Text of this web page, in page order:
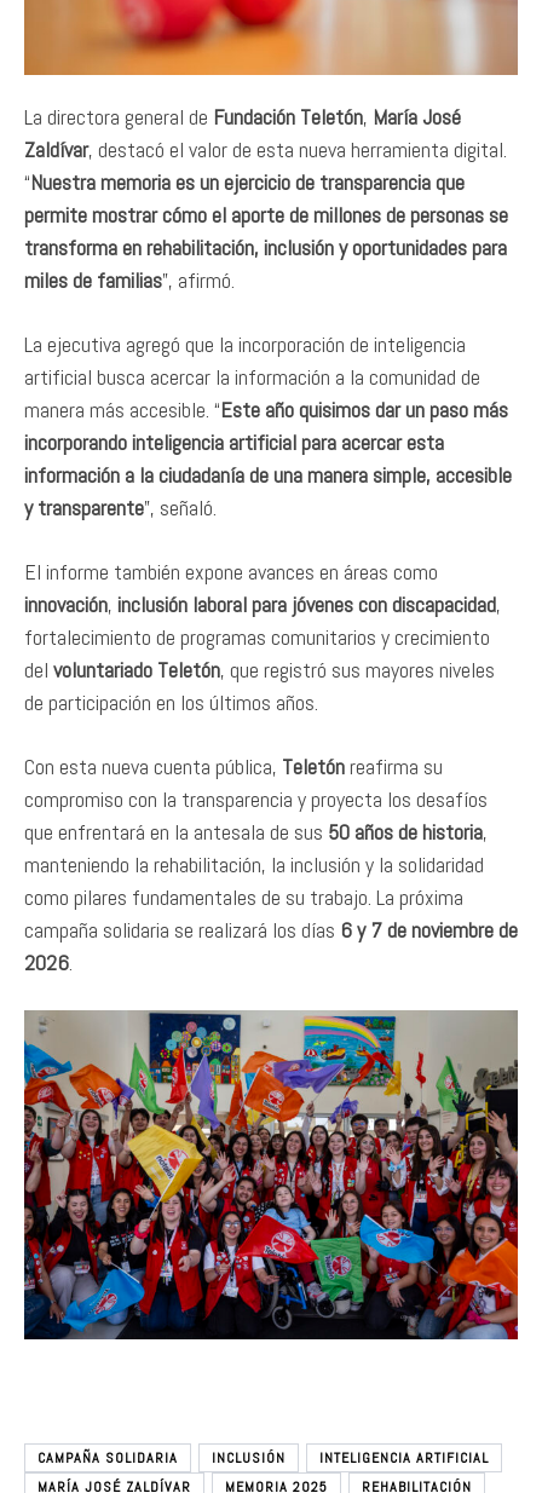
La directora general de Fundación Teletón, María José
Zaldívar, destacó el valor de esta nueva herramienta digital.
“Nuestra memoria es un ejercicio de transparencia que
permite mostrar cómo el aporte de millones de personas se
transforma en rehabilitación, inclusión y oportunidades para
miles de familias”, afirmó.
La ejecutiva agregó que la incorporación de inteligencia
artificial busca acercar la información a la comunidad de
manera más accesible. “Este año quisimos dar un paso más
incorporando inteligencia artificial para acercar esta
información a la ciudadanía de una manera simple, accesible
y transparente”, señaló.
El informe también expone avances en áreas como
innovación, inclusión laboral para jóvenes con discapacidad,
fortalecimiento de programas comunitarios y crecimiento
del voluntariado Teletón, que registró sus mayores niveles
de participación en los últimos años.
Con esta nueva cuenta pública, Teletónreafirma su
compromiso con la transparencia y proyecta los desafíos
que enfrentará en la antesala de sus 50 años de historia,
manteniendo la rehabilitación, la inclusión y la solidaridad
como pilares fundamentales de su trabajo. La próxima
campaña solidaria se realizará los días 6 y 7 de noviembre de
2026
CAMPAÑA SOLIDARIA INCLUSIÓN
INTELIGENCIA ARTIFICIAL
MARÍA JOSÉ ZALDÍVAR
MEMORIA 2025 REHABILITACIÓN